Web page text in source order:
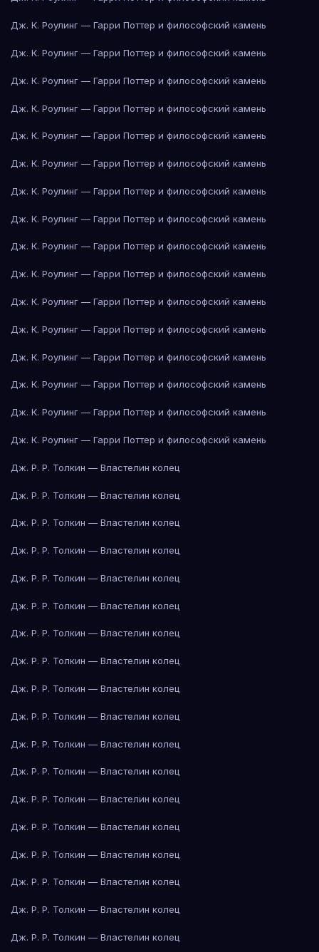
Дж. К. Роулинг — Гарри Поттер и философский камень
Дж. К. Роулинг — Гарри Поттер и философский камень
Дж. К. Роулинг — Гарри Поттер и философский камень
Дж. К. Роулинг — Гарри Поттер и философский камень
Дж. К. Роулинг — Гарри Поттер и философский камень
Дж. К. Роулинг — Гарри Поттер и философский камень
Дж. К. Роулинг — Гарри Поттер и философский камень
Дж. К. Роулинг — Гарри Поттер и философский камень
Дж. К. Роулинг — Гарри Поттер и философский камень
Дж. К. Роулинг — Гарри Поттер и философский камень
Дж. К. Роулинг — Гарри Поттер и философский камень
Дж. К. Роулинг — Гарри Поттер и философский камень
Дж. К. Роулинг — Гарри Поттер и философский камень
Дж. К. Роулинг — Гарри Поттер и философский камень
Дж. К. Роулинг — Гарри Поттер и философский камень
Дж. К. Роулинг — Гарри Поттер и философский камень
Дж. Р. Р. Толкин — Властелин колец
Дж. Р. Р. Толкин — Властелин колец
Дж. Р. Р. Толкин — Властелин колец
Дж. Р. Р. Толкин — Властелин колец
Дж. Р. Р. Толкин — Властелин колец
Дж. Р. Р. Толкин — Властелин колец
Дж. Р. Р. Толкин — Властелин колец
Дж. Р. Р. Толкин — Властелин колец
Дж. Р. Р. Толкин — Властелин колец
Дж. Р. Р. Толкин — Властелин колец
Дж. Р. Р. Толкин — Властелин колец
Дж. Р. Р. Толкин — Властелин колец
Дж. Р. Р. Толкин — Властелин колец
Дж. Р. Р. Толкин — Властелин колец
Дж. Р. Р. Толкин — Властелин колец
Дж. Р. Р. Толкин — Властелин колец
Дж. Р. Р. Толкин — Властелин колец
Дж. Р. Р. Толкин — Властелин колец